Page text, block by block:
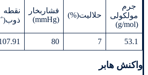
جرم
مولکولی
(g/mol)
حلالیت(%)
فشاربخار
(mmHg)
نقطه
ذوب(˚F)
53.1
7
80
واکنش هابر